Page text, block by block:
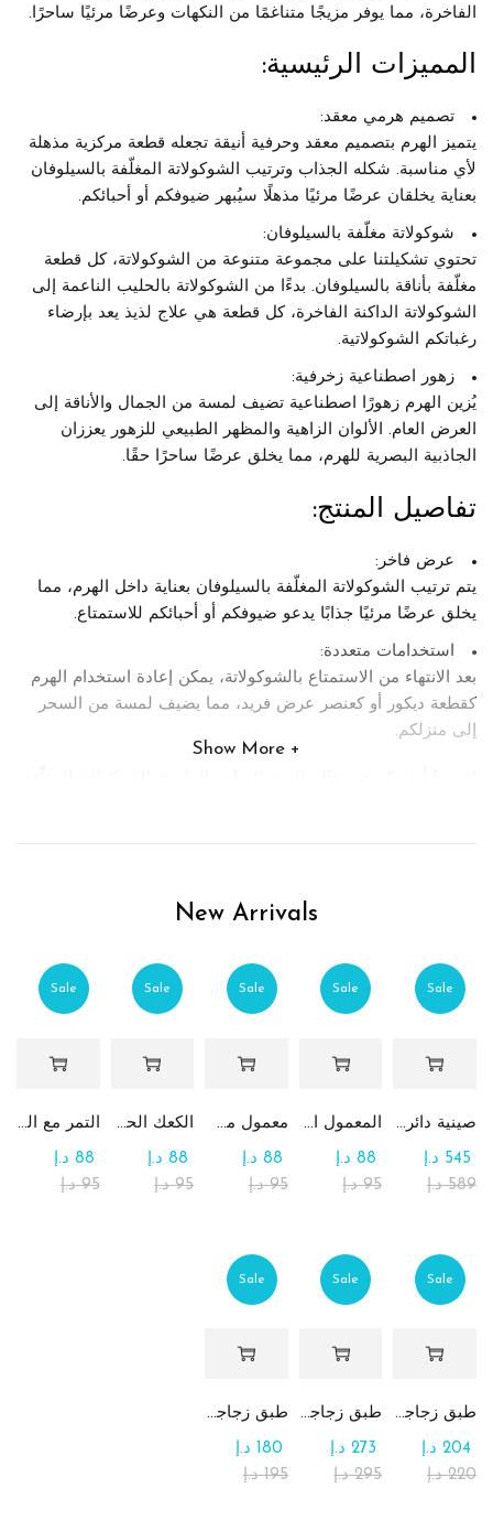
الفاخرة، مما يوفر مزيجًا متناغمًا من النكهات وعرضًا مرئيًا ساحرًا.
المميزات الرئيسية:
تصميم هرمي معقد:
يتميز الهرم بتصميم معقد وحرفية أنيقة تجعله قطعة مركزية مذهلة
لأي مناسبة. شكله الجذاب وترتيب الشوكولاتة المغلّفة بالسيلوفان
بعناية يخلقان عرضًا مرئيًا مذهلًا سيُبهر ضيوفكم أو أحبائكم.
شوكولاتة مغلّفة بالسيلوفان:
تحتوي تشكيلتنا على مجموعة متنوعة من الشوكولاتة، كل قطعة
مغلّفة بأناقة بالسيلوفان. بدءًا من الشوكولاتة بالحليب الناعمة إلى
الشوكولاتة الداكنة الفاخرة، كل قطعة هي علاج لذيذ يعد بإرضاء
رغباتكم الشوكولاتية.
زهور اصطناعية زخرفية:
يُزين الهرم زهورًا اصطناعية تضيف لمسة من الجمال والأناقة إلى
العرض العام. الألوان الزاهية والمظهر الطبيعي للزهور يعززان
الجاذبية البصرية للهرم، مما يخلق عرضًا ساحرًا حقًا.
تفاصيل المنتج:
عرض فاخر:
يتم ترتيب الشوكولاتة المغلّفة بالسيلوفان بعناية داخل الهرم، مما
يخلق عرضًا مرئيًا جذابًا يدعو ضيوفكم أو أحبائكم للاستمتاع.
استخدامات متعددة:
بعد الانتهاء من الاستمتاع بالشوكولاتة، يمكن إعادة استخدام الهرم
كقطعة ديكور أو كعنصر عرض فريد، مما يضيف لمسة من السحر
إلى منزلكم.
التشكيلة الاستثنائية تعد بخلق لحظات لا تُنسى من الفرح والمتعة.
اطلبوا الهرم مع الشوكولاتة المغلّفة بالسيلوفان والزهور
جديدة من الأناقة والطعم!
Show More
New Arrivals
Sale
صينية دائرية كبيرة جداً من الشوكولاتة والرهش
589 د.إ
545 د.إ
Sale
المعمول التقليدي بالتمر
95 د.إ
88 د.إ
Sale
معمول من القمح الكامل بدون سكر
95 د.إ
88 د.إ
Sale
الكعك الحساوي بالتمر
95 د.إ
88 د.إ
Sale
التمر مع الطحينة (التمريه)
95 د.إ
88 د.إ
Sale
طبق زجاجي مربع يحتوي على تشكيلة من الشوكولاتة
220 د.إ
204 د.إ
Sale
طبق زجاجي دائري للحلوى مع الشوكولاتة
295 د.إ
273 د.إ
Sale
طبق زجاجي مربع يحتوي على الرهش
195 د.إ
180 د.إ